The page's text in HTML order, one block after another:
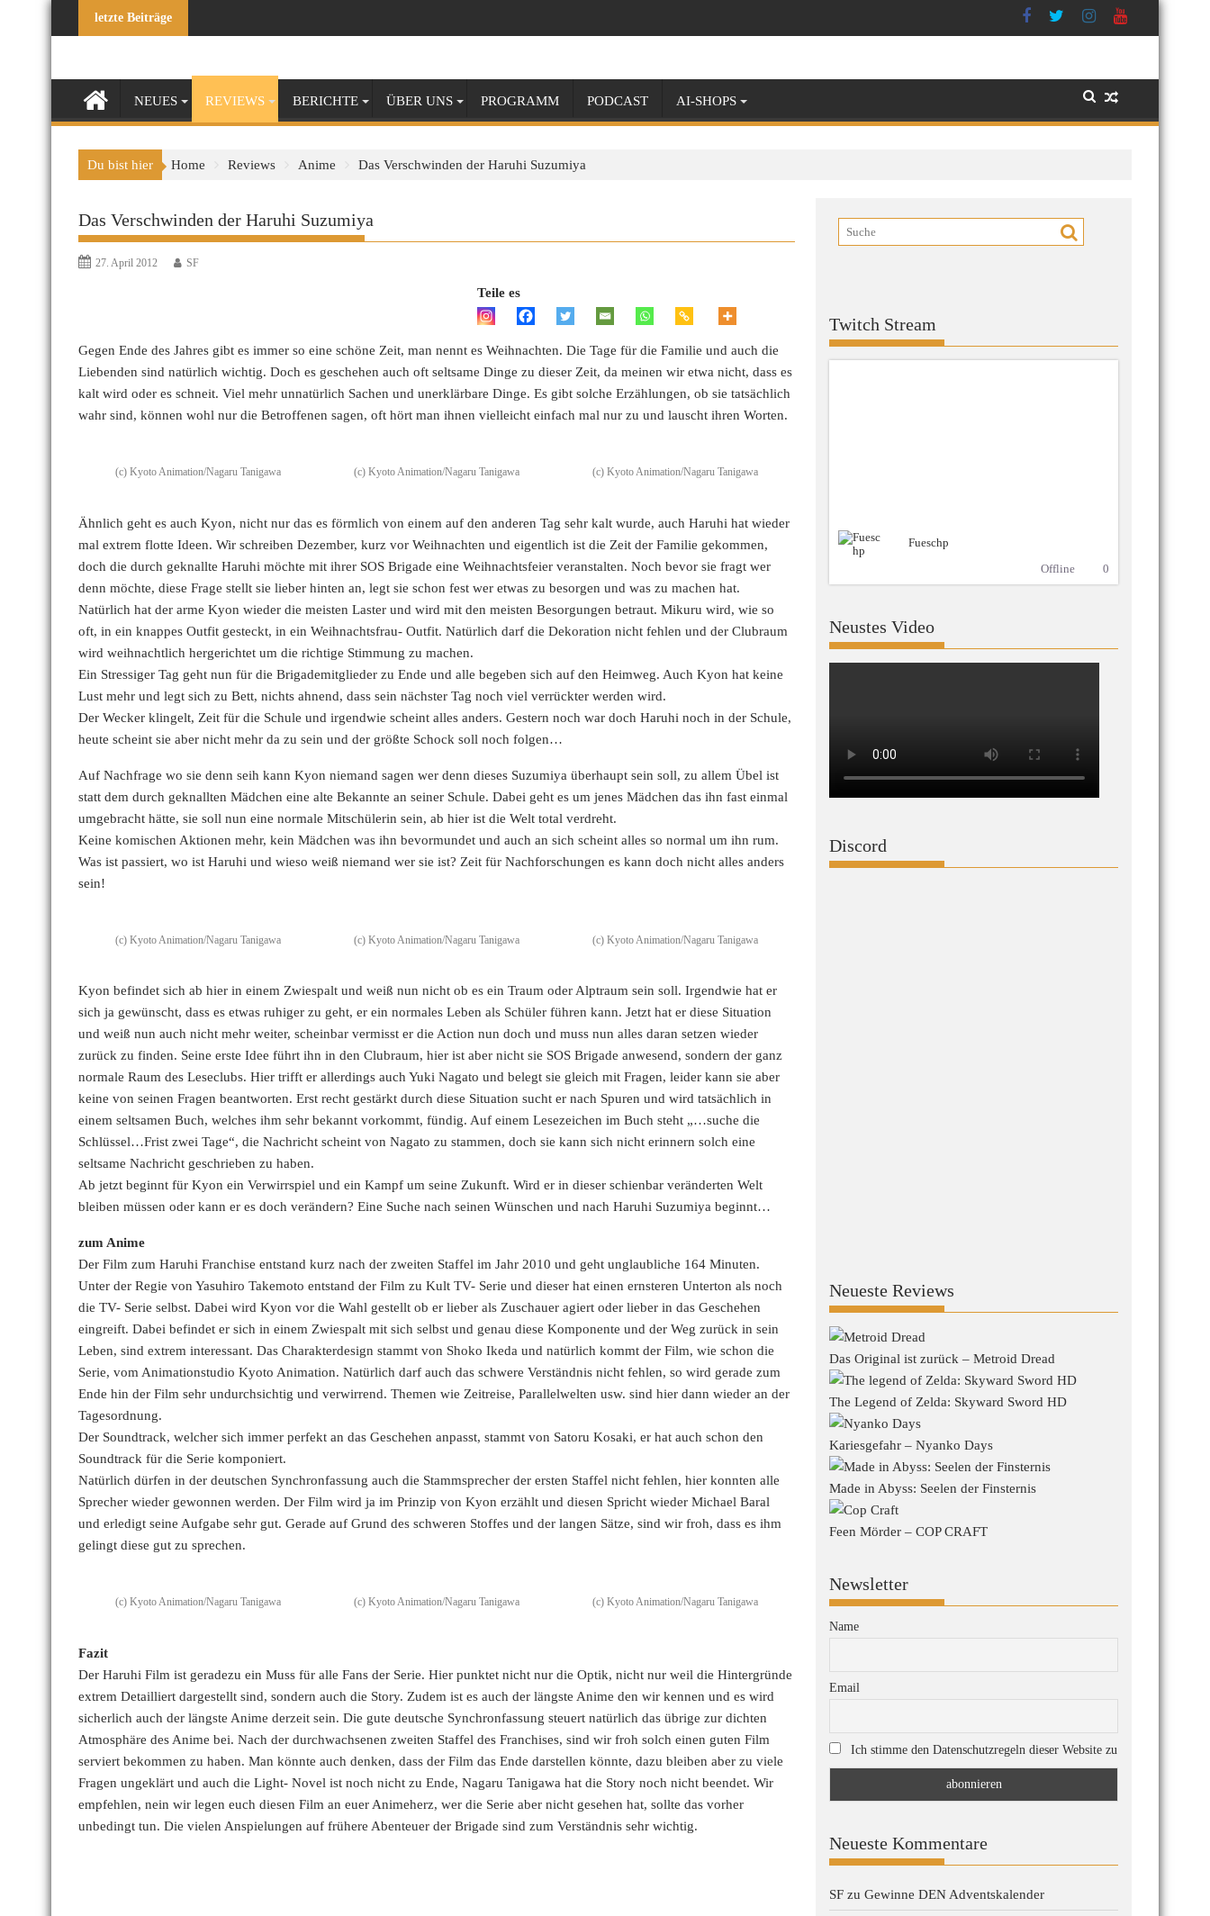
letzte Beiträge
NEUES REVIEWS BERICHTE ÜBER UNS PROGRAMM PODCAST AI-SHOPS
Du bist hier Home Reviews Anime Das Verschwinden der Haruhi Suzumiya
Das Verschwinden der Haruhi Suzumiya
27. April 2012 SF
Teile es
Gegen Ende des Jahres gibt es immer so eine schöne Zeit, man nennt es Weihnachten. Die Tage für die Familie und auch die
Liebenden sind natürlich wichtig. Doch es geschehen auch oft seltsame Dinge zu dieser Zeit, da meinen wir etwa nicht, dass es
kalt wird oder es schneit. Viel mehr unnatürlich Sachen und unerklärbare Dinge. Es gibt solche Erzählungen, ob sie tatsächlich
wahr sind, können wohl nur die Betroffenen sagen, oft hört man ihnen vielleicht einfach mal nur zu und lauscht ihren Worten.
(c) Kyoto Animation/Nagaru Tanigawa (c) Kyoto Animation/Nagaru Tanigawa (c) Kyoto Animation/Nagaru Tanigawa
Ähnlich geht es auch Kyon, nicht nur das es förmlich von einem auf den anderen Tag sehr kalt wurde, auch Haruhi hat wieder
mal extrem flotte Ideen. Wir schreiben Dezember, kurz vor Weihnachten und eigentlich ist die Zeit der Familie gekommen,
doch die durch geknallte Haruhi möchte mit ihrer SOS Brigade eine Weihnachtsfeier veranstalten. Noch bevor sie fragt wer
denn möchte, diese Frage stellt sie lieber hinten an, legt sie schon fest wer etwas zu besorgen und was zu machen hat.
Natürlich hat der arme Kyon wieder die meisten Laster und wird mit den meisten Besorgungen betraut. Mikuru wird, wie so
oft, in ein knappes Outfit gesteckt, in ein Weihnachtsfrau- Outfit. Natürlich darf die Dekoration nicht fehlen und der Clubraum
wird weihnachtlich hergerichtet um die richtige Stimmung zu machen.
Ein Stressiger Tag geht nun für die Brigademitglieder zu Ende und alle begeben sich auf den Heimweg. Auch Kyon hat keine
Lust mehr und legt sich zu Bett, nichts ahnend, dass sein nächster Tag noch viel verrückter werden wird.
Der Wecker klingelt, Zeit für die Schule und irgendwie scheint alles anders. Gestern noch war doch Haruhi noch in der Schule,
heute scheint sie aber nicht mehr da zu sein und der größte Schock soll noch folgen…
Auf Nachfrage wo sie denn seih kann Kyon niemand sagen wer denn dieses Suzumiya überhaupt sein soll, zu allem Übel ist
statt dem durch geknallten Mädchen eine alte Bekannte an seiner Schule. Dabei geht es um jenes Mädchen das ihn fast einmal
umgebracht hätte, sie soll nun eine normale Mitschülerin sein, ab hier ist die Welt total verdreht.
Keine komischen Aktionen mehr, kein Mädchen was ihn bevormundet und auch an sich scheint alles so normal um ihn rum.
Was ist passiert, wo ist Haruhi und wieso weiß niemand wer sie ist? Zeit für Nachforschungen es kann doch nicht alles anders
sein!
(c) Kyoto Animation/Nagaru Tanigawa (c) Kyoto Animation/Nagaru Tanigawa (c) Kyoto Animation/Nagaru Tanigawa
Kyon befindet sich ab hier in einem Zwiespalt und weiß nun nicht ob es ein Traum oder Alptraum sein soll. Irgendwie hat er
sich ja gewünscht, dass es etwas ruhiger zu geht, er ein normales Leben als Schüler führen kann. Jetzt hat er diese Situation
und weiß nun auch nicht mehr weiter, scheinbar vermisst er die Action nun doch und muss nun alles daran setzen wieder
zurück zu finden. Seine erste Idee führt ihn in den Clubraum, hier ist aber nicht sie SOS Brigade anwesend, sondern der ganz
normale Raum des Leseclubs. Hier trifft er allerdings auch Yuki Nagato und belegt sie gleich mit Fragen, leider kann sie aber
keine von seinen Fragen beantworten. Erst recht gestärkt durch diese Situation sucht er nach Spuren und wird tatsächlich in
einem seltsamen Buch, welches ihm sehr bekannt vorkommt, fündig. Auf einem Lesezeichen im Buch steht „…suche die
Schlüssel…Frist zwei Tage“, die Nachricht scheint von Nagato zu stammen, doch sie kann sich nicht erinnern solch eine
seltsame Nachricht geschrieben zu haben.
Ab jetzt beginnt für Kyon ein Verwirrspiel und ein Kampf um seine Zukunft. Wird er in dieser schienbar veränderten Welt
bleiben müssen oder kann er es doch verändern? Eine Suche nach seinen Wünschen und nach Haruhi Suzumiya beginnt…
zum Anime
Der Film zum Haruhi Franchise entstand kurz nach der zweiten Staffel im Jahr 2010 und geht unglaubliche 164 Minuten.
Unter der Regie von Yasuhiro Takemoto entstand der Film zu Kult TV- Serie und dieser hat einen ernsteren Unterton als noch
die TV- Serie selbst. Dabei wird Kyon vor die Wahl gestellt ob er lieber als Zuschauer agiert oder lieber in das Geschehen
eingreift. Dabei befindet er sich in einem Zwiespalt mit sich selbst und genau diese Komponente und der Weg zurück in sein
Leben, sind extrem interessant. Das Charakterdesign stammt von Shoko Ikeda und natürlich kommt der Film, wie schon die
Serie, vom Animationstudio Kyoto Animation. Natürlich darf auch das schwere Verständnis nicht fehlen, so wird gerade zum
Ende hin der Film sehr undurchsichtig und verwirrend. Themen wie Zeitreise, Parallelwelten usw. sind hier dann wieder an der
Tagesordnung.
Der Soundtrack, welcher sich immer perfekt an das Geschehen anpasst, stammt von Satoru Kosaki, er hat auch schon den
Soundtrack für die Serie komponiert.
Natürlich dürfen in der deutschen Synchronfassung auch die Stammsprecher der ersten Staffel nicht fehlen, hier konnten alle
Sprecher wieder gewonnen werden. Der Film wird ja im Prinzip von Kyon erzählt und diesen Spricht wieder Michael Baral
und erledigt seine Aufgabe sehr gut. Gerade auf Grund des schweren Stoffes und der langen Sätze, sind wir froh, dass es ihm
gelingt diese gut zu sprechen.
(c) Kyoto Animation/Nagaru Tanigawa (c) Kyoto Animation/Nagaru Tanigawa (c) Kyoto Animation/Nagaru Tanigawa
Fazit
Der Haruhi Film ist geradezu ein Muss für alle Fans der Serie. Hier punktet nicht nur die Optik, nicht nur weil die Hintergründe
extrem Detailliert dargestellt sind, sondern auch die Story. Zudem ist es auch der längste Anime den wir kennen und es wird
sicherlich auch der längste Anime derzeit sein. Die gute deutsche Synchronfassung steuert natürlich das übrige zur dichten
Atmosphäre des Anime bei. Nach der durchwachsenen zweiten Staffel des Franchises, sind wir froh solch einen guten Film
serviert bekommen zu haben. Man könnte auch denken, dass der Film das Ende darstellen könnte, dazu bleiben aber zu viele
Fragen ungeklärt und auch die Light- Novel ist noch nicht zu Ende, Nagaru Tanigawa hat die Story noch nicht beendet. Wir
empfehlen, nein wir legen euch diesen Film an euer Animeherz, wer die Serie aber nicht gesehen hat, sollte das vorher
unbedingt tun. Die vielen Anspielungen auf frühere Abenteuer der Brigade sind zum Verständnis sehr wichtig.
Twitch Stream
Fueschp
Offline
0
Neustes Video
Discord
Neueste Reviews
Das Original ist zurück – Metroid Dread
The Legend of Zelda: Skyward Sword HD
Kariesgefahr – Nyanko Days
Made in Abyss: Seelen der Finsternis
Feen Mörder – COP CRAFT
Newsletter
Name
Email
Ich stimme den Datenschutzregeln dieser Website zu
Neueste Kommentare
SF zu Gewinne DEN Adventskalender